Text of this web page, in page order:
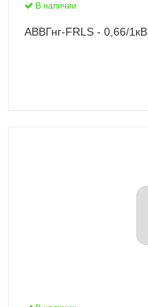
В наличии
АВВГнг-FRLS - 0,66/1кВ